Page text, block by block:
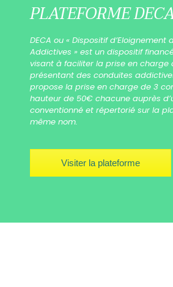
PLATEFORME
DECA ou « Dispositif d’Eloignement
Addictives » est un dispositif
visant à faciliter la prise en charge
présentant des conduites
propose la prise en charge de 3
hauteur de 50€ chacune auprès
conventionné et répertorié sur la
même nom.
Visiter la plateforme